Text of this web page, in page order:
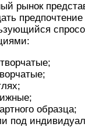
рынок
образца;
под